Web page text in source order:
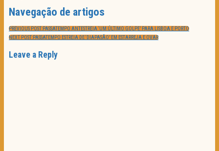
Navegação de artigos
PREVIOUS POST:PASSATEMPO ANTESTREIA ‘UM ÚLTIMO GOLPE’ PARA LISBOA E PORTO
NEXT POST:PASSATEMPO ESTREIA DE ‘DIAPASÃO’ EM ESTARREJA E OVAR
Leave a Reply